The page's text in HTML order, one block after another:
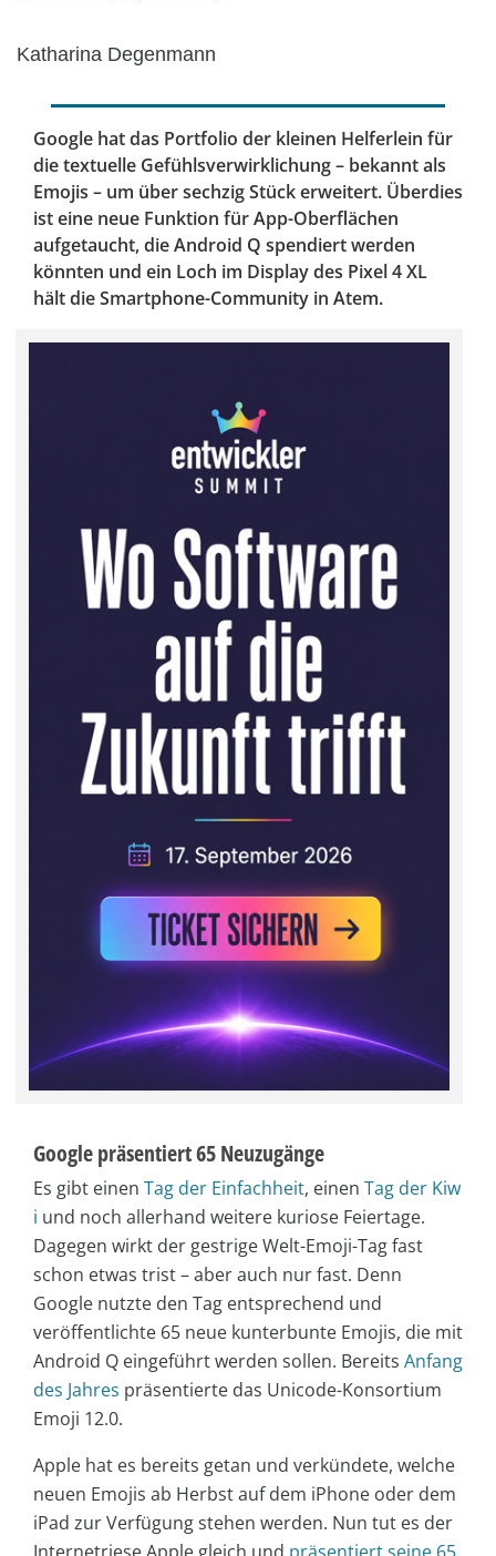
Katharina Degenmann
Google hat das Portfolio der kleinen Helferlein für
die textuelle Gefühlsverwirklichung – bekannt als
Emojis – um über sechzig Stück erweitert. Überdies
ist eine neue Funktion für App-Oberflächen
aufgetaucht, die Android Q spendiert werden
könnten und ein Loch im Display des Pixel 4 XL
hält die Smartphone-Community in Atem.
Google präsentiert 65 Neuzugänge
Es gibt einen Tag der Einfachheit, einen Tag der Kiw
i und noch allerhand weitere kuriose Feiertage.
Dagegen wirkt der gestrige Welt-Emoji-Tag fast
schon etwas trist – aber auch nur fast. Denn
Google nutzte den Tag entsprechend und
veröffentlichte 65 neue kunterbunte Emojis, die mit
Android Q eingeführt werden sollen. Bereits Anfang
des Jahres präsentierte das Unicode-Konsortium
Emoji 12.0.
Apple hat es bereits getan und verkündete, welche
neuen Emojis ab Herbst auf dem iPhone oder dem
iPad zur Verfügung stehen werden. Nun tut es der
Internetriese Apple gleich und präsentiert seine 65